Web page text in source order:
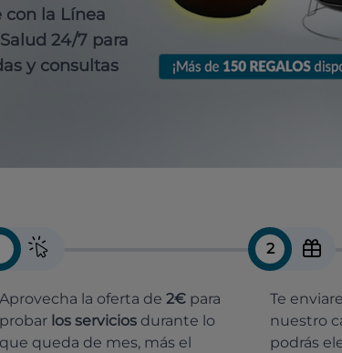
con la Línea
24/7 para
y consultas
Aprovecha la oferta de 2€ para
probar los servicios durante lo
que queda de mes, más el
2
Te
nuestro
podrás